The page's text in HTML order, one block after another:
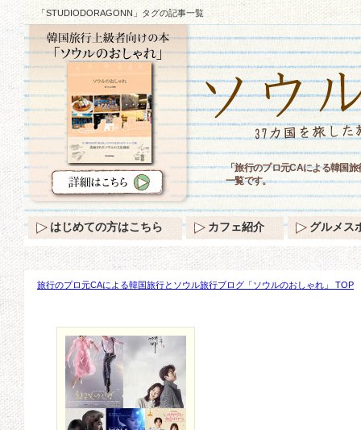
「STUDIODORAGONN」タグの記事一覧
旅行のプロ元CAによる韓国旅行とソウル旅行ブログ「ソウルのおしゃれ」 TOP
「旅行のプロ元CAによる韓国
一覧です。
はじめての方はこちら カフェ紹介 グルメス